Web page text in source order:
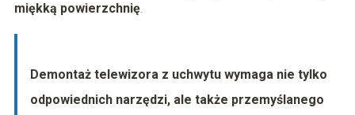
miękką powierzchnię.
Demontaż telewizora z uchwytu wymaga nie tylko
odpowiednich narzędzi, ale także przemyślanego